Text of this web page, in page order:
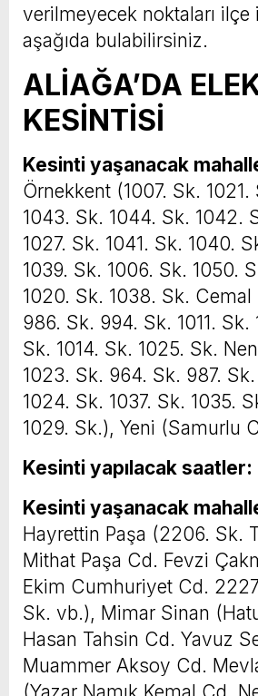
verilmeyecek noktaları ilçe
aşağıda bulabilirsiniz.
ALİAĞA’DA
KESİNTİSİ
Kesinti yaşanacak
Örnekkent (1007. Sk.
1043. Sk. 1044. Sk. 1042.
1027. Sk. 1041. Sk. 1040.
1039. Sk. 1006. Sk. 1050.
1020. Sk. 1038. Sk. Cemal
986. Sk. 994. Sk. 1011. Sk.
Sk. 1014. Sk. 1025. Sk.
1023. Sk. 964. Sk. 987.
1024. Sk. 1037. Sk. 1035.
1029. Sk.), Yeni (Samurlu
Kesinti yapılacak saatler:
Kesinti yaşanacak
Hayrettin Paşa (2206. Sk.
Mithat Paşa Cd. Fevzi
Ekim Cumhuriyet Cd.
Sk. vb.), Mimar Sinan
Hasan Tahsin Cd. Yavuz
Muammer Aksoy Cd.